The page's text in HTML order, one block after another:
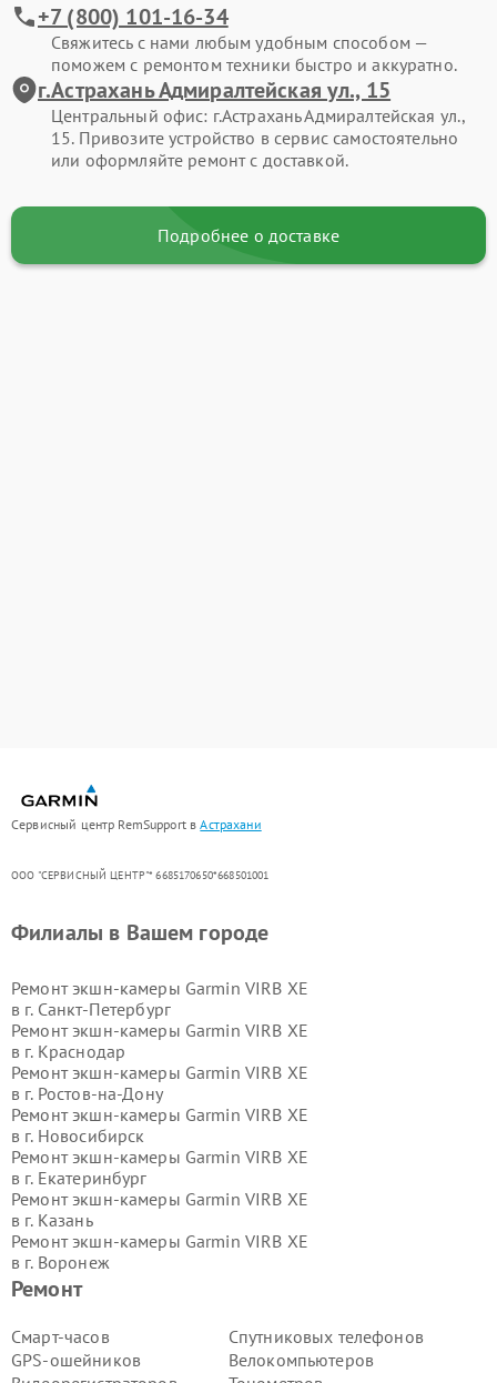
+7 (800) 101-16-34
Свяжитесь с нами любым удобным способом —
поможем с ремонтом техники быстро и аккуратно.
г.Астрахань Адмиралтейская ул., 15
Центральный офис: г.Астрахань Адмиралтейская ул.,
15. Привозите устройство в сервис самостоятельно
или оформляйте ремонт с доставкой.
Подробнее о доставке
Сервисный центр RemSupport вАстрахани
ООО "СЕРВИСНЫЙ ЦЕНТР"* 6685170650*668501001
Ремонт
Смарт-часов
GPS-ошейников
Спутниковых телефонов
Велокомпьютеров
Филиалы в Вашем городе
Ремонт экшн-камеры Garmin VIRB XE
в г. Санкт-Петербург
Ремонт экшн-камеры Garmin VIRB XE
в г. Краснодар
Ремонт экшн-камеры Garmin VIRB XE
в г. Ростов-на-Дону
Ремонт экшн-камеры Garmin VIRB XE
в г. Новосибирск
Ремонт экшн-камеры Garmin VIRB XE
в г. Екатеринбург
Ремонт экшн-камеры Garmin VIRB XE
в г. Казань
Ремонт экшн-камеры Garmin VIRB XE
в г. Воронеж
Ремонт экшн-камеры Garmin VIRB XE
в г.Волгоград
в г.Самара
Ремонт экшн-камеры Garmin VIRB XE